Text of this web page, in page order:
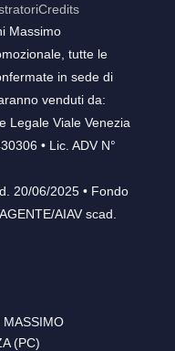
Credits
Massimo
tutte le
in sede di
venduti da:
Legale Viale Venezia
• Lic. ADV N°
20/06/2025 • Fondo
AIAV scad.
MASSIMO
(PC)